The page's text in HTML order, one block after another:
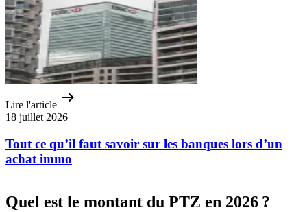
Lire l'article
18 juillet 2026
Tout ce qu’il faut savoir sur les banques lors d’un
achat immo
Quel est le montant du PTZ en 2026 ?